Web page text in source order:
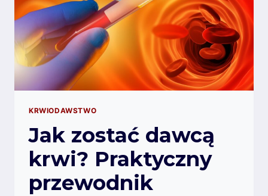
KRWIODAWSTWO
Jak zostać dawcą
krwi? Praktyczny
przewodnik